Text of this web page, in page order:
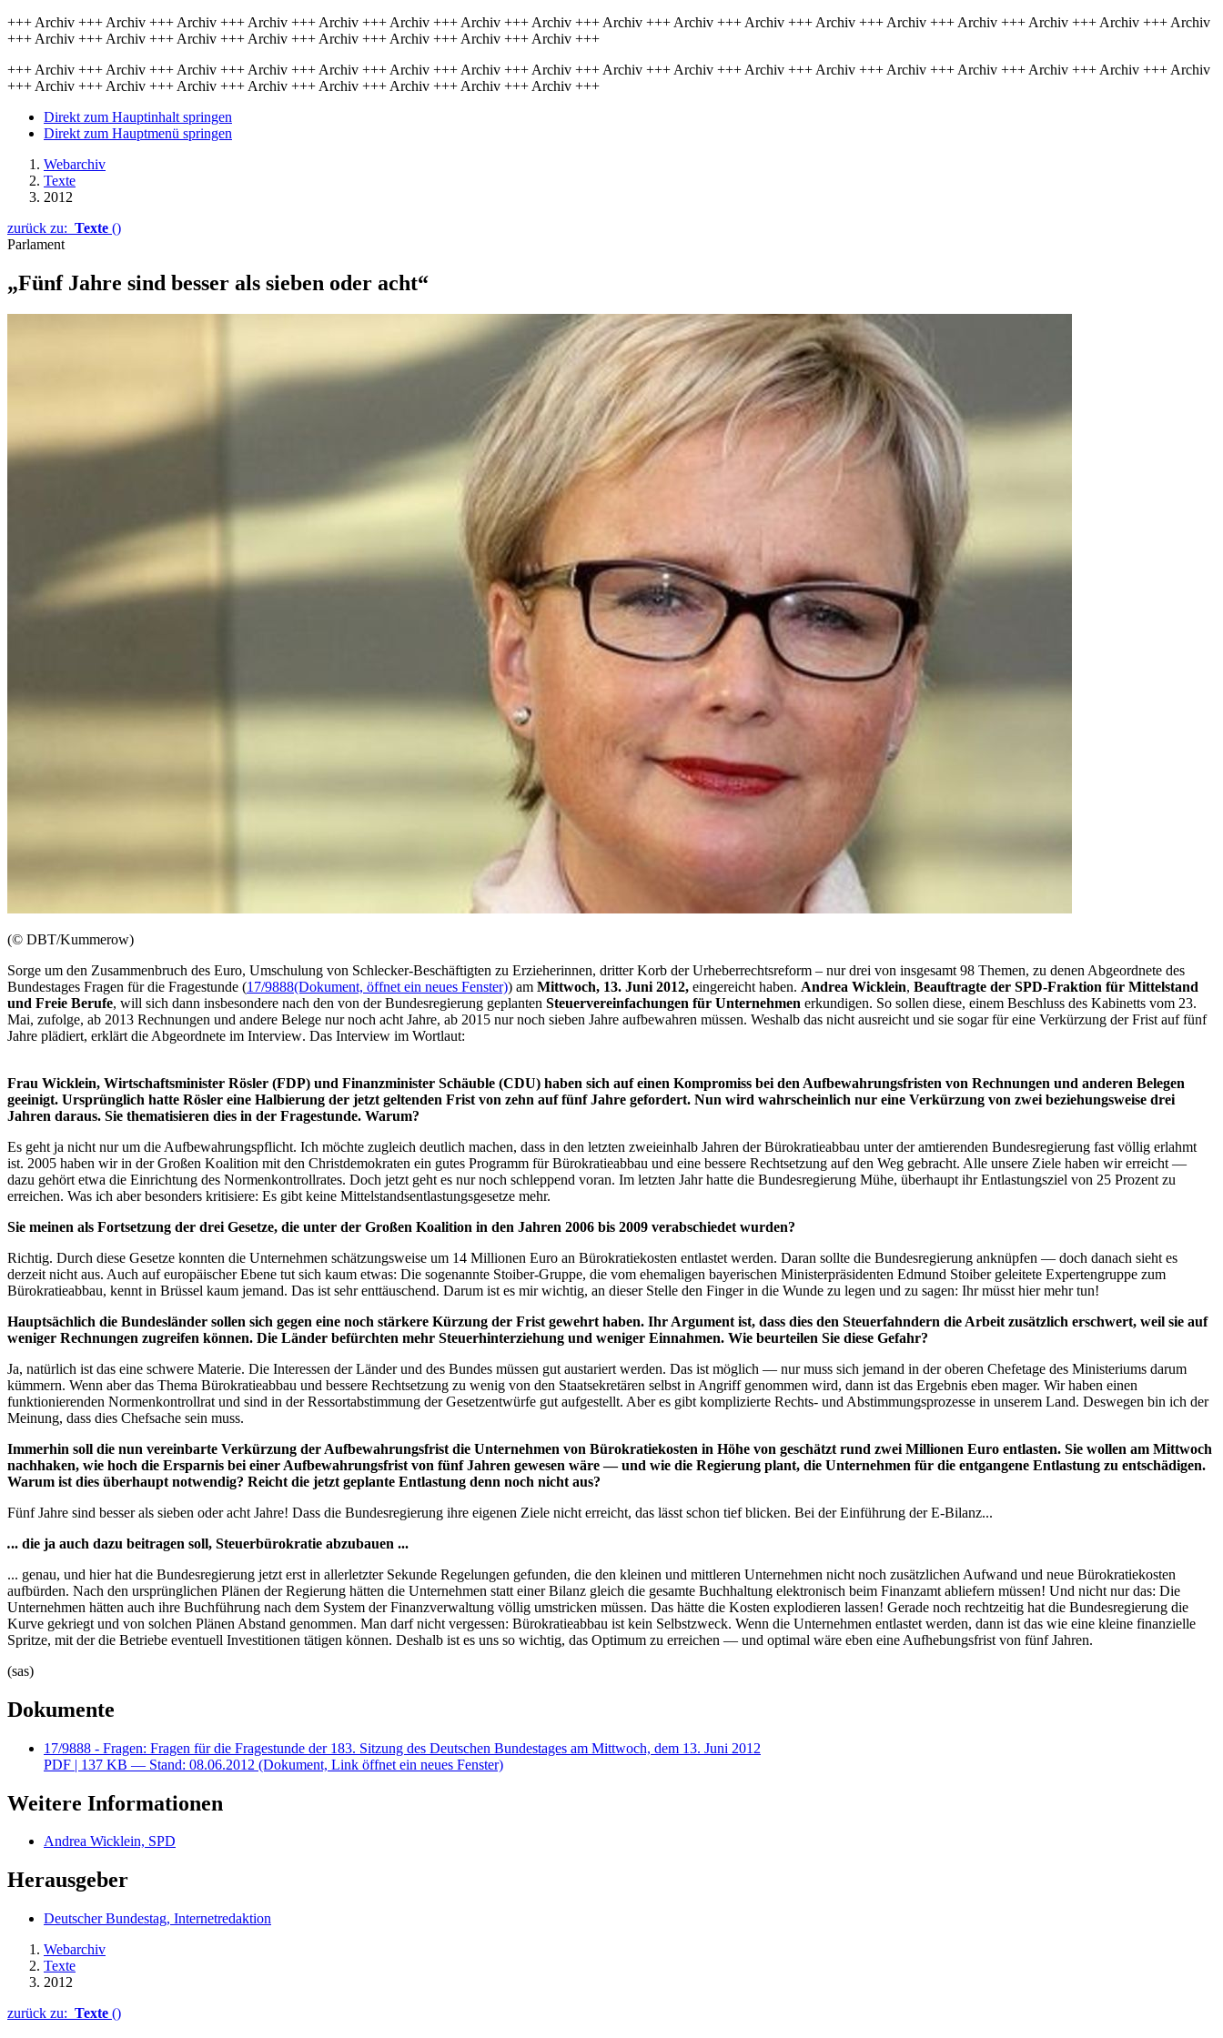
+++ Archiv +++ Archiv +++ Archiv +++ Archiv +++ Archiv +++ Archiv +++ Archiv +++ Archiv +++ Archiv +++ Archiv +++ Archiv +++ Archiv +++ Archiv +++ Archiv +++ Archiv +++ Archiv +++ Archiv
+++ Archiv +++ Archiv +++ Archiv +++ Archiv +++ Archiv +++ Archiv +++ Archiv +++ Archiv +++
+++ Archiv +++ Archiv +++ Archiv +++ Archiv +++ Archiv +++ Archiv +++ Archiv +++ Archiv +++ Archiv +++ Archiv +++ Archiv +++ Archiv +++ Archiv +++ Archiv +++ Archiv +++ Archiv +++ Archiv
+++ Archiv +++ Archiv +++ Archiv +++ Archiv +++ Archiv +++ Archiv +++ Archiv +++ Archiv +++
Direkt zum Hauptinhalt springen
Direkt zum Hauptmenü springen
Webarchiv
Texte
2012
zurück zu: Texte ()
Parlament
„Fünf Jahre sind besser als sieben oder acht“
(© DBT/Kummerow)
Sorge um den Zusammenbruch des Euro, Umschulung von Schlecker-Beschäftigten zu Erzieherinnen, dritter Korb der Urheberrechtsreform – nur drei von insgesamt 98 Themen, zu denen Abgeordnete des
Bundestages Fragen für die Fragestunde (17/9888(Dokument, öffnet ein neues Fenster)) am Mittwoch, 13. Juni 2012, eingereicht haben. Andrea Wicklein, Beauftragte der SPD-Fraktion für Mittelstand
und Freie Berufe, will sich dann insbesondere nach den von der Bundesregierung geplanten Steuervereinfachungen für Unternehmen erkundigen. So sollen diese, einem Beschluss des Kabinetts vom 23.
Mai, zufolge, ab 2013 Rechnungen und andere Belege nur noch acht Jahre, ab 2015 nur noch sieben Jahre aufbewahren müssen. Weshalb das nicht ausreicht und sie sogar für eine Verkürzung der Frist auf fünf
Jahre plädiert, erklärt die Abgeordnete im Interview. Das Interview im Wortlaut:
Frau Wicklein, Wirtschaftsminister Rösler (FDP) und Finanzminister Schäuble (CDU) haben sich auf einen Kompromiss bei den Aufbewahrungsfristen von Rechnungen und anderen Belegen
geeinigt. Ursprünglich hatte Rösler eine Halbierung der jetzt geltenden Frist von zehn auf fünf Jahre gefordert. Nun wird wahrscheinlich nur eine Verkürzung von zwei beziehungsweise drei
Jahren daraus. Sie thematisieren dies in der Fragestunde. Warum?
Es geht ja nicht nur um die Aufbewahrungspflicht. Ich möchte zugleich deutlich machen, dass in den letzten zweieinhalb Jahren der Bürokratieabbau unter der amtierenden Bundesregierung fast völlig erlahmt
ist. 2005 haben wir in der Großen Koalition mit den Christdemokraten ein gutes Programm für Bürokratieabbau und eine bessere Rechtsetzung auf den Weg gebracht. Alle unsere Ziele haben wir erreicht —
dazu gehört etwa die Einrichtung des Normenkontrollrates. Doch jetzt geht es nur noch schleppend voran. Im letzten Jahr hatte die Bundesregierung Mühe, überhaupt ihr Entlastungsziel von 25 Prozent zu
erreichen. Was ich aber besonders kritisiere: Es gibt keine Mittelstandsentlastungsgesetze mehr.
Sie meinen als Fortsetzung der drei Gesetze, die unter der Großen Koalition in den Jahren 2006 bis 2009 verabschiedet wurden?
Richtig. Durch diese Gesetze konnten die Unternehmen schätzungsweise um 14 Millionen Euro an Bürokratiekosten entlastet werden. Daran sollte die Bundesregierung anknüpfen — doch danach sieht es
derzeit nicht aus. Auch auf europäischer Ebene tut sich kaum etwas: Die sogenannte Stoiber-Gruppe, die vom ehemaligen bayerischen Ministerpräsidenten Edmund Stoiber geleitete Expertengruppe zum
Bürokratieabbau, kennt in Brüssel kaum jemand. Das ist sehr enttäuschend. Darum ist es mir wichtig, an dieser Stelle den Finger in die Wunde zu legen und zu sagen: Ihr müsst hier mehr tun!
Hauptsächlich die Bundesländer sollen sich gegen eine noch stärkere Kürzung der Frist gewehrt haben. Ihr Argument ist, dass dies den Steuerfahndern die Arbeit zusätzlich erschwert, weil sie auf
weniger Rechnungen zugreifen können. Die Länder befürchten mehr Steuerhinterziehung und weniger Einnahmen. Wie beurteilen Sie diese Gefahr?
Ja, natürlich ist das eine schwere Materie. Die Interessen der Länder und des Bundes müssen gut austariert werden. Das ist möglich — nur muss sich jemand in der oberen Chefetage des Ministeriums darum
kümmern. Wenn aber das Thema Bürokratieabbau und bessere Rechtsetzung zu wenig von den Staatsekretären selbst in Angriff genommen wird, dann ist das Ergebnis eben mager. Wir haben einen
funktionierenden Normenkontrollrat und sind in derRessortabstimmung der Gesetzentwürfe gut aufgestellt. Aber es gibt komplizierte Rechts- und Abstimmungsprozesse in unserem Land. Deswegen bin ich der
Meinung, dass dies Chefsache sein muss.
Immerhin soll die nun vereinbarte Verkürzung der Aufbewahrungsfrist die Unternehmen von Bürokratiekosten in Höhe von geschätzt rund zwei Millionen Euro entlasten. Sie wollen am Mittwoch
nachhaken, wie hoch die Ersparnis bei einer Aufbewahrungsfrist von fünf Jahren gewesen wäre — und wie die Regierung plant, die Unternehmen für die entgangene Entlastung zu entschädigen.
Warum ist dies überhaupt notwendig? Reicht die jetzt geplante Entlastung denn noch nicht aus?
Fünf Jahre sind besser als sieben oder acht Jahre! Dass die Bundesregierung ihre eigenen Ziele nicht erreicht, das lässt schon tief blicken. Bei der Einführung der E-Bilanz...
... die ja auch dazu beitragen soll, Steuerbürokratie abzubauen ...
... genau, und hier hat die Bundesregierung jetzt erst in allerletzter Sekunde Regelungen gefunden, die den kleinen und mittleren Unternehmen nicht noch zusätzlichen Aufwand und neue Bürokratiekosten
aufbürden. Nach den ursprünglichen Plänen der Regierung hätten die Unternehmen statt einer Bilanz gleich die gesamte Buchhaltung elektronisch beim Finanzamt abliefern müssen! Und nicht nur das: Die
Unternehmen hätten auch ihre Buchführung nach dem System der Finanzverwaltung völlig umstricken müssen. Das hätte die Kosten explodieren lassen! Gerade noch rechtzeitig hat die Bundesregierung die
Kurve gekriegt und von solchen Plänen Abstand genommen. Man darf nicht vergessen: Bürokratieabbau ist kein Selbstzweck. Wenn die Unternehmen entlastet werden, dann ist das wie eine kleine finanzielle
Spritze, mit der die Betriebe eventuell Investitionen tätigen können. Deshalb ist es uns so wichtig, das Optimum zu erreichen — und optimal wäre eben eine Aufhebungsfrist von fünf Jahren.
(sas)
Dokumente
17/9888 - Fragen: Fragen für die Fragestunde der 183. Sitzung des Deutschen Bundestages am Mittwoch, dem 13. Juni 2012
PDF | 137 KB — Stand: 08.06.2012 (Dokument, Link öffnet ein neues Fenster)
Weitere Informationen
Andrea Wicklein, SPD
Herausgeber
Deutscher Bundestag, Internetredaktion
Webarchiv
Texte
2012
zurück zu: Texte ()